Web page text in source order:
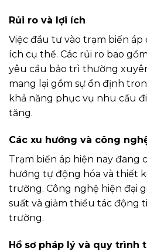
Rủi ro và lợi ích
Việc đầu tư vào trạm biến áp
ích cụ thể. Các rủi ro bao
yêu cầu bảo trì thường
mang lại gồm sự ổn định
khả năng phục vụ nhu cầu
tăng.
Các xu hướng và công
Trạm biến áp hiện nay đang
hướng tự động hóa và thiết
trường. Công nghệ hiện đại
suất và giảm thiểu tác động
trường.
Hồ sơ pháp lý và quy trình